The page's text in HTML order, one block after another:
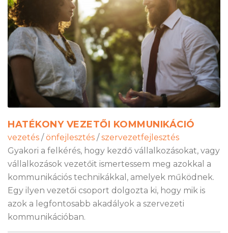
HATÉKONY VEZETŐI KOMMUNIKÁCIÓ
vezetés / önfejlesztés / szervezetfejlesztés
Gyakori a felkérés, hogy kezdő vállalkozásokat, vagy
vállalkozások vezetőit ismertessem meg azokkal a
kommunikációs technikákkal, amelyek működnek.
Egy ilyen vezetői csoport dolgozta ki, hogy mik is
azok a legfontosabb akadályok a szervezeti
kommunikációban.